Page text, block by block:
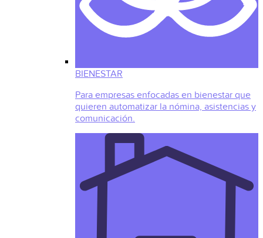
BIENESTAR
Para empresas enfocadas en bienestar que
quieren automatizar la nómina, asistencias y
comunicación.